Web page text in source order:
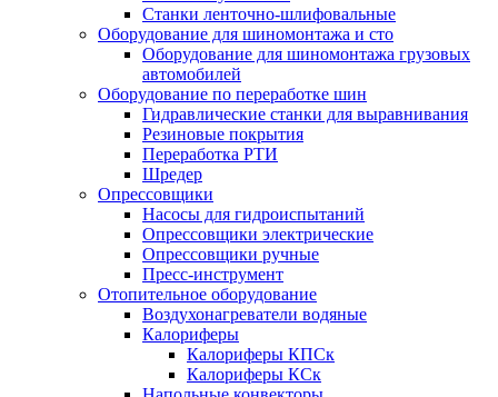
Станки ленточно-шлифовальные
Оборудование для шиномонтажа и сто
Оборудование для шиномонтажа грузовых
автомобилей
Оборудование по переработке шин
Гидравлические станки для выравнивания
Резиновые покрытия
Переработка РТИ
Шредер
Опрессовщики
Насосы для гидроиспытаний
Опрессовщики электрические
Опрессовщики ручные
Пресс-инструмент
Отопительное оборудование
Воздухонагреватели водяные
Калориферы
Калориферы КПСк
Калориферы КСк